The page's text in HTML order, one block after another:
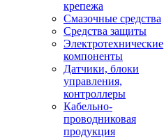
крепежа
Смазочные средства
Средства защиты
Электротехнические
компоненты
Датчики, блоки
управления,
контроллеры
Кабельно-
проводниковая
продукция